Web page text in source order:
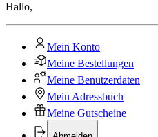
Hallo,
Mein Konto
Meine Bestellungen
Meine Benutzerdaten
Mein Adressbuch
Meine Gutscheine